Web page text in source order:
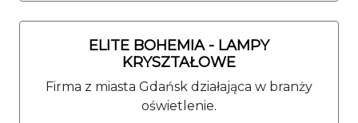
ELITE BOHEMIA - LAMPY
KRYSZTAŁOWE
Firma z miasta Gdańsk działająca w branży
oświetlenie.